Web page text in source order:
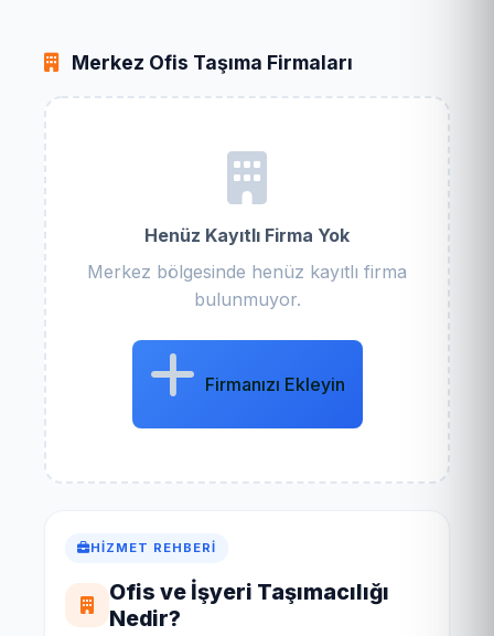
Merkez Ofis Taşıma Firmaları
Henüz Kayıtlı Firma Yok
Merkez bölgesinde henüz kayıtlı firma
bulunmuyor.
Firmanızı Ekleyin
HIZMET REHBERI
Ofis ve İşyeri Taşımacılığı
Nedir?